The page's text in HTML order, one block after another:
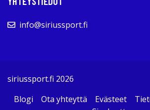
info@siriussport.fi
siriussport.fi 2026
Blogi
Ota yhteyttä Evästeet